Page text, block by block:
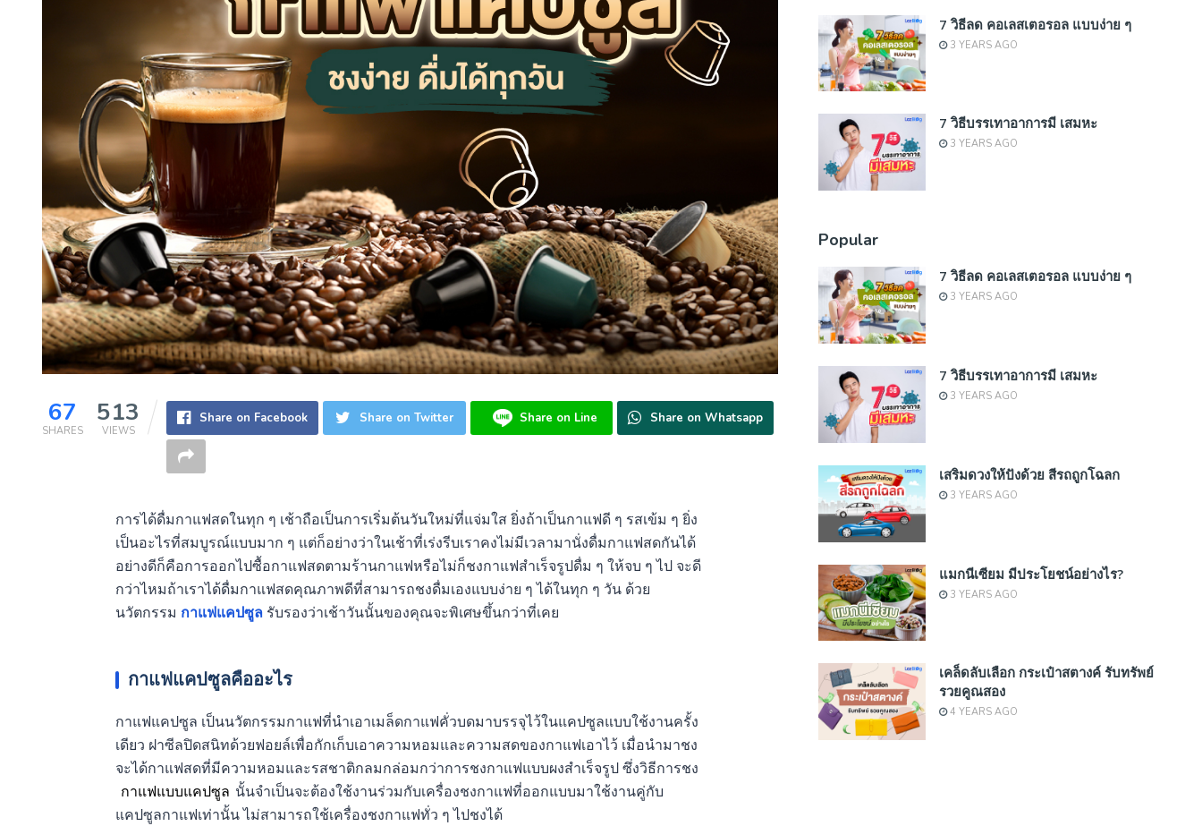
67
SHARES
513
VIEWS
Share on Facebook Share on Twitter Share on Line Share on Whatsapp
การได้ดื่มกาแฟสดในทุก ๆ เช้าถือเป็นการเริ่มต้นวันใหม่ที่แจ่มใส ยิ่งถ้าเป็นกาแฟดี ๆ รสเข้ม ๆ ยิ่ง
เป็นอะไรที่สมบูรณ์แบบมาก ๆ แต่ก็อย่างว่าในเช้าที่เร่งรีบเราคงไม่มีเวลามานั่งดื่มกาแฟสดกันได้
อย่างดีก็คือการออกไปซื้อกาแฟสดตามร้านกาแฟหรือไม่ก็ชงกาแฟสำเร็จรูปดื่ม ๆ ให้จบ ๆ ไป จะดี
กว่าไหมถ้าเราได้ดื่มกาแฟสดคุณภาพดีที่สามารถชงดื่มเองแบบง่าย ๆ ได้ในทุก ๆ วัน ด้วย
นวัตกรรม กาแฟแคปซูลรับรองว่าเช้าวันนั้นของคุณจะพิเศษขึ้นกว่าที่เคย
กาแฟแคปซูลคืออะไร
กาแฟแคปซูล เป็นนวัตกรรมกาแฟที่นำเอาเมล็ดกาแฟคั่วบดมาบรรจุไว้ในแคปซูลแบบใช้งานครั้ง
เดียว ฝาซีลปิดสนิทด้วยฟอยล์เพื่อกักเก็บเอาความหอมและความสดของกาแฟเอาไว้ เมื่อนำมาชง
จะได้กาแฟสดที่มีความหอมและรสชาติกลมกล่อมกว่าการชงกาแฟแบบผงสำเร็จรูป ซึ่งวิธีการชง
กาแฟแบบแคปซูล นั้นจำเป็นจะต้องใช้งานร่วมกับเครื่องชงกาแฟที่ออกแบบมาใช้งานคู่กับ
แคปซูลกาแฟเท่านั้น ไม่สามารถใช้เครื่องชงกาแฟทั่ว ๆ ไปชงได้
7 วิธีลด คอเลสเตอรอล แบบง่าย ๆ
3 YEARS AGO
7 วิธีบรรเทาอาการมี เสมหะ
3 YEARS AGO
Popular
7 วิธีลด คอเลสเตอรอล แบบง่าย ๆ
3 YEARS AGO
7 วิธีบรรเทาอาการมี เสมหะ
3 YEARS AGO
เสริมดวงให้ปังด้วย สีรถถูกโฉลก
3 YEARS AGO
แมกนีเซียม มีประโยชน์อย่างไร?
3 YEARS AGO
เคล็ดลับเลือก กระเป๋าสตางค์ รับทรัพย์
รวยคูณสอง
4 YEARS AGO